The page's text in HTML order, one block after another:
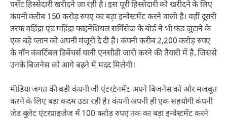
पर्सेंट हिस्सेदारी खरीदने जा रही है। इस पूरी हिस्सेदारी को खरीदने के लिए
कंपनी करीब 150 करोड़ रुपए का बड़ा इन्वेस्टमेंट करने वाली है। वहीं दूसरी
तरफ महिंद्रा एंड महिंद्रा फाइनेंशियल सर्विसेज के बोर्ड ने भी फंड जुटाने के
एक बड़े प्लान को अपनी मंजूरी दे दी है। कंपनी करीब 2,200 करोड़ रुपए
के नॉन कंवर्टिबल डिबेंचर्स यानी एनसीडी जारी करने की तैयारी में है, जिससे
उनके बिजनेस को आगे बढ़ने में मदद मिलेगी।
मीडिया जगत की बड़ी कंपनी जी एंटरटेनमेंट अपने बिजनेस को और मजबूत
करने के लिए बड़ा कदम उठा रही है। कंपनी अपनी ही एक सहयोगी कंपनी
जेड बुलेट एंटरप्राइजेज में 100 करोड़ रुपए तक का बड़ा इन्वेस्टमेंट करने